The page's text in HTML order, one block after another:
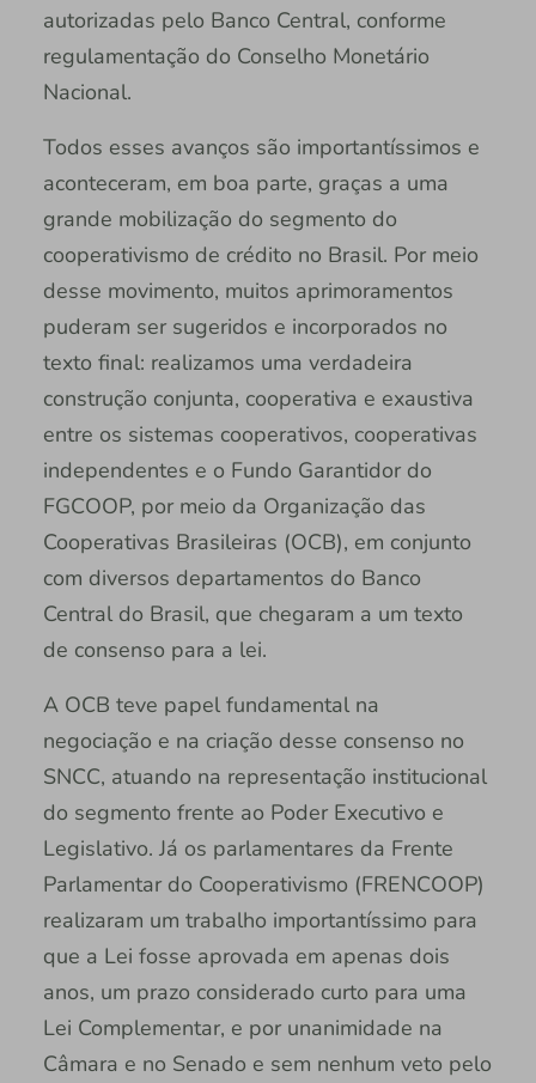
autorizadas pelo Banco Central, conforme
regulamentação do Conselho Monetário
Nacional.
Todos esses avanços são importantíssimos e
aconteceram, em boa parte, graças a uma
grande mobilização do segmento do
cooperativismo de crédito no Brasil. Por meio
desse movimento, muitos aprimoramentos
puderam ser sugeridos e incorporados no
texto final: realizamos uma verdadeira
construção conjunta, cooperativa e exaustiva
entre os sistemas cooperativos, cooperativas
independentes e o Fundo Garantidor do
FGCOOP, por meio da Organização das
Cooperativas Brasileiras (OCB), em conjunto
com diversos departamentos do Banco
Central do Brasil, que chegaram a um texto
de consenso para a lei.
A OCB teve papel fundamental na
negociação e na criação desse consenso no
SNCC, atuando na representação institucional
do segmento frente ao Poder Executivo e
Legislativo. Já os parlamentares da Frente
Parlamentar do Cooperativismo (FRENCOOP)
realizaram um trabalho importantíssimo para
que a Lei fosse aprovada em apenas dois
anos, um prazo considerado curto para uma
Lei Complementar, e por unanimidade na
Câmara e no Senado e sem nenhum veto pelo